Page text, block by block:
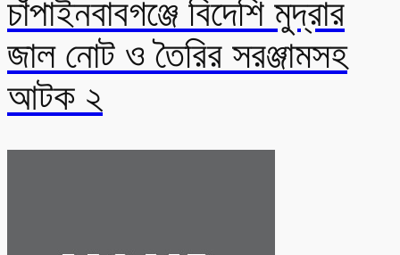
চাঁপাইনবাবগঞ্জে বিদেশি মুদ্রার
জাল নোট ও তৈরির সরঞ্জামসহ
আটক ২